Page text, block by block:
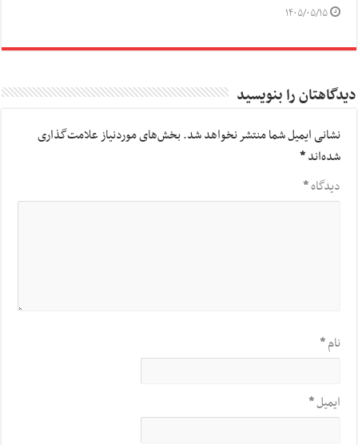
۱۴۰۵/۰۵/۱۵
دیدگاهتان را بنویسید
نشانی ایمیل شما منتشر نخواهد شد.بخش‌های موردنیاز علامت‌گذاری
شده‌اند*
دیدگاه*
نام*
ایمیل*